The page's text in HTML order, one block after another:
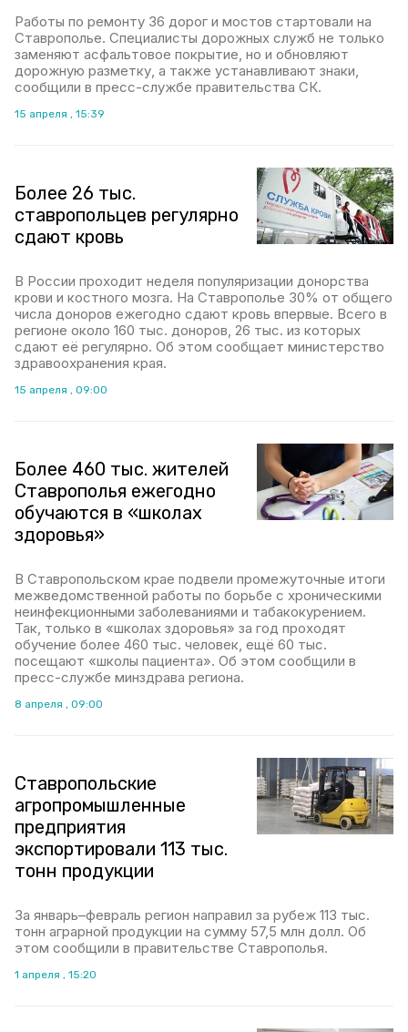
Работы по ремонту 36 дорог и мостов стартовали на
Ставрополье. Специалисты дорожных служб не только
заменяют асфальтовое покрытие, но и обновляют
дорожную разметку, а также устанавливают знаки,
сообщили в пресс-службе правительства СК.
15 апреля , 15:39
Более 26 тыс.
ставропольцев регулярно
сдают кровь
В России проходит неделя популяризации донорства
крови и костного мозга. На Ставрополье 30% от общего
числа доноров ежегодно сдают кровь впервые. Всего в
регионе около 160 тыс. доноров, 26 тыс. из которых
сдают её регулярно. Об этом сообщает министерство
здравоохранения края.
15 апреля , 09:00
Более 460 тыс. жителей
Ставрополья ежегодно
обучаются в «школах
здоровья»
В Ставропольском крае подвели промежуточные итоги
межведомственной работы по борьбе с хроническими
неинфекционными заболеваниями и табакокурением.
Так, только в «школах здоровья» за год проходят
обучение более 460 тыс. человек, ещё 60 тыс.
посещают «школы пациента». Об этом сообщили в
пресс-службе минздрава региона.
8 апреля , 09:00
Ставропольские
агропромышленные
предприятия
экспортировали 113 тыс.
тонн продукции
За январь–февраль регион направил за рубеж 113 тыс.
тонн аграрной продукции на сумму 57,5 млн долл. Об
этом сообщили в правительстве Ставрополья.
1 апреля , 15:20